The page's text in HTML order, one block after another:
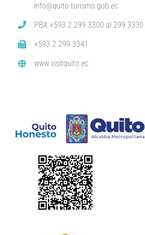
info@quito-turismo.gob.ec
PBX +593 2 299 3300 al 299 3330
+593 2 299 3341
www.visitquito.ec